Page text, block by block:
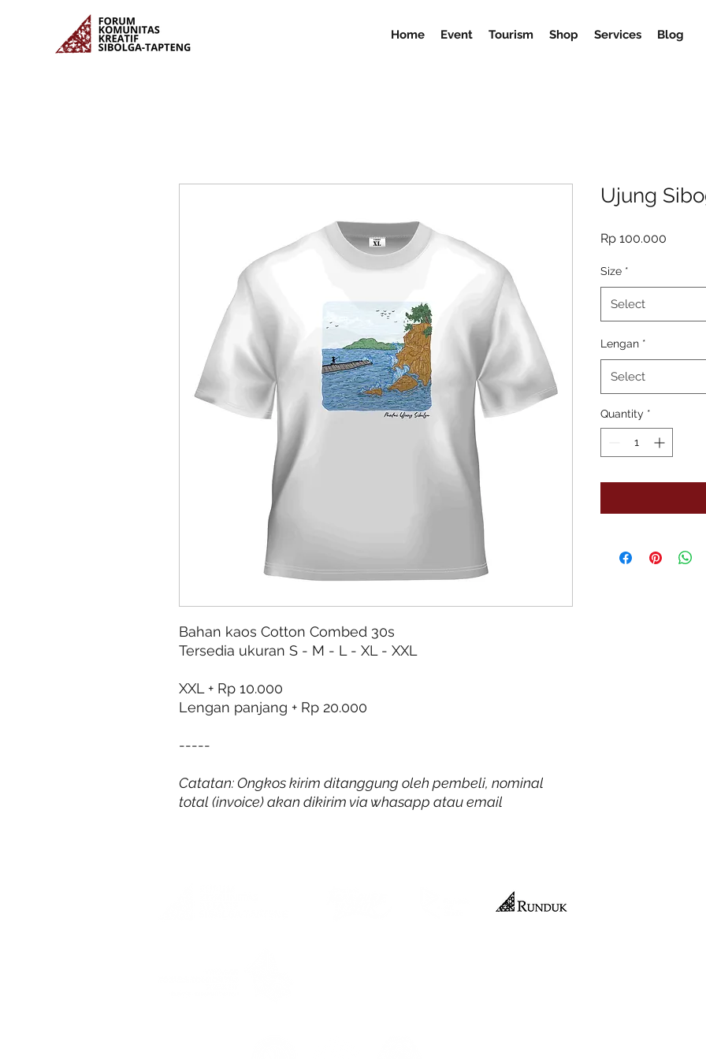
Home Event Tourism Shop Services Blog
Bahan kaos Cotton Combed 30s
Tersedia ukuran S - M - L - XL - XXL
XXL + Rp 10.000
Lengan panjang + Rp 20.000
-----
Catatan: Ongkos kirim ditanggung oleh pembeli, nominal
total (invoice) akan dikirim via whasapp atau email
Ujung
Rp 100.000
Size *
Select
Lengan *
Select
Quantity *